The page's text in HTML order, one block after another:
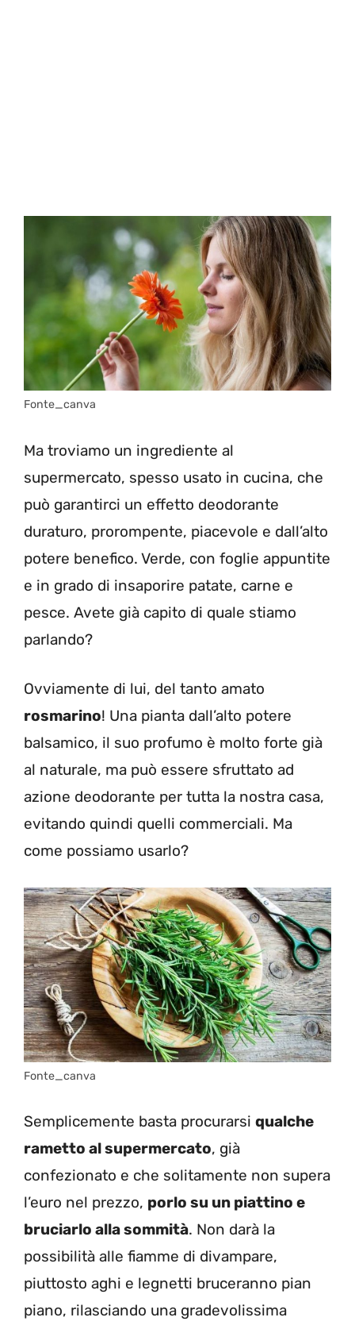
Fonte_canva
Ma troviamo un ingrediente al
supermercato, spesso usato in cucina, che
può garantirci un effetto deodorante
duraturo, prorompente, piacevole e dall’alto
potere benefico. Verde, con foglie appuntite
e in grado di insaporire patate, carne e
pesce. Avete già capito di quale stiamo
parlando?
Ovviamente di lui, del tanto amato
rosmarino! Una pianta dall’alto potere
balsamico, il suo profumo è molto forte già
al naturale, ma può essere sfruttato ad
azione deodorante per tutta la nostra casa,
evitando quindi quelli commerciali. Ma
come possiamo usarlo?
Fonte_canva
Semplicemente basta procurarsi qualche
rametto al supermercato, già
confezionato e che solitamente non supera
l’euro nel prezzo, porlo su un piattino e
bruciarlo alla sommità. Non darà la
possibilità alle fiamme di divampare,
piuttosto aghi e legnetti bruceranno pian
piano, rilasciando una gradevolissima